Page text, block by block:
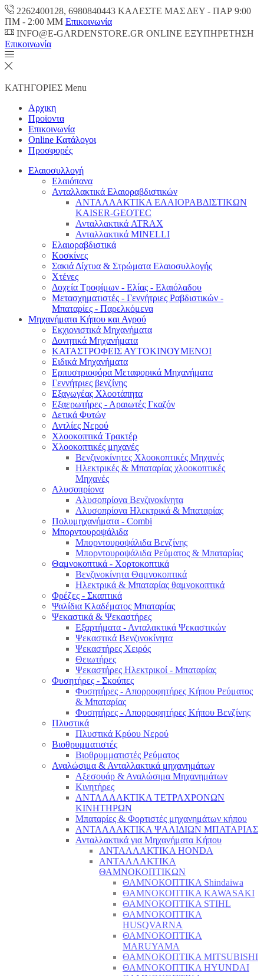
2262400128, 6980840443 ΚΑΛΕΣΤΕ ΜΑΣ ΔΕΥ - ΠΑΡ 9:00
ΠM - 2:00 ΜΜ Επικοινωνία
INFO@E-GARDENSTORE.GR ONLINE ΕΞΥΠΗΡΕΤΗΣH
Επικοινωνία
ΚΑΤΗΓΟΡΙΕΣ Menu
Αρχικη
Προϊοντα
Επικοινωνία
Online Κατάλογοι
Προσφορές
Ελαιοσυλλογή
Ελαιόπανα
Ανταλλακτικά Ελαιοραβδιστικών
ΑΝΤΑΛΛΑΚΤΙΚΑ ΕΛΑΙΟΡΑΒΔΙΣΤΙΚΩΝ
KAISER-GEOTEC
Ανταλλακτικά ATRAX
Ανταλλακτικά MINELLI
Ελαιοραβδιστικά
Κοσκίνες
Σακιά Δίχτυα & Στρώματα Ελαιοσυλλογής
Χτένες
Δοχεία Τροφίμων - Ελίας - Ελαιόλαδου
Μετασχηματιστές - Γεννήτριες Ραβδιστικών -
Μπαταρίες - Παρελκόμενα
Μηχανήματα Κήπου και Αγρού
Εκχιονιστικά Μηχανήματα
Δονητικά Μηχανήματα
ΚΑΤΑΣΤΡΟΦΕΙΣ ΑΥΤΟΚΙΝΟΥΜΕΝΟΙ
Ειδικά Μηχανήματα
Eρπυστριοφόρα Μεταφορικά Μηχανήματα
Γεννήτριες βενζίνης
Εξαγωγέας Χλοοτάπητα
Εξαερωτήρες - Αραιωτές Γκαζόν
Δετικά Φυτών
Αντλίες Νερού
Χλοοκοπτικά Τρακτέρ
Χλοοκοπτικές μηχανές
Βενζινοκίνητες Χλοοκοπτικές Μηχανές
Ηλεκτρικές & Μπαταρίας χλοοκοπτικές
Μηχανές
Αλυσοπρίονα
Αλυσοπρίονα Βενζινοκίνητα
Αλυσοπρίονα Ηλεκτρικά & Μπαταρίας
Πολυμηχανήματα - Combi
Μπορντουροψάλιδα
Μπορντουροψάλιδα Βενζίνης
Μπορντουροψάλιδα Ρεύματος & Μπαταρίας
Θαμνοκοπτικά - Χορτοκοπτικά
Βενζινοκίνητα Θαμνοκοπτικά
Ηλεκτρικά & Μπαταρίας θαμνοκοπτικά
Φρέζες - Σκαπτικά
Ψαλίδια Κλαδέματος Μπαταρίας
Ψεκαστικά & Ψεκαστήρες
Εξαρτήματα - Ανταλακτικά Ψεκαστικών
Ψεκαστικά Βενζινοκίνητα
Ψεκαστήρες Χειρός
Θειωτήρες
Ψεκαστήρες Ηλεκτρικοί - Μπαταρίας
Φυσητήρες - Σκούπες
Φυσητήρες - Απορροφητήρες Κήπου Ρεύματος
& Μπαταρίας
Φυσητήρες - Απορροφητήρες Κήπου Βενζίνης
Πλυστικά
Πλυστικά Κρύου Νερού
Βιοθρυμματιστές
Βιοθρυμματιστές Ρεύματος
Αναλώσιμα & Ανταλλακτικά μηχανημάτων
Αξεσουάρ & Αναλώσιμα Μηχανημάτων
Κινητήρες
ΑΝΤΑΛΛΑΚΤΙΚΑ ΤΕΤΡΑΧΡΟΝΩΝ
ΚΙΝΗΤΗΡΩΝ
Μπαταρίες & Φορτιστές μηχανημάτων κήπου
ΑΝΤΑΛΛΑΚΤΙΚΑ ΨΑΛΙΔΙΩΝ ΜΠΑΤΑΡΙAΣ
Ανταλλακτικά για Μηχανήματα Κήπου
ΑΝΤΑΛΛΑΚΤΙΚΑ HONDA
ΑΝΤΑΛΛΑΚΤΙΚΑ
ΘΑΜΝΟΚΟΠΤΙΚΩΝ
ΘΑΜΝΟΚΟΠΤΙΚΑ Shindaiwa
ΘΑΜΝΟΚΟΠΤΙΚΑ KAWASAKI
ΘΑΜΝΟΚΟΠΤΙΚΑ STIHL
ΘΑΜΝΟΚΟΠΤΙΚΑ
HUSQVARNA
ΘΑΜΝΟΚΟΠΤΙΚΑ
MARUYAMA
ΘΑΜΝΟΚΟΠΤΙΚΑ MITSUBISHI
ΘΑΜΝΟΚΟΠΤΙΚΑ HYUNDAI